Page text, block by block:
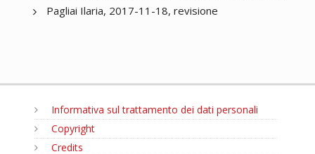
Pagliai Ilaria, 2017-11-18, revisione
Informativa sul trattamento dei dati personali
Copyright
Credits